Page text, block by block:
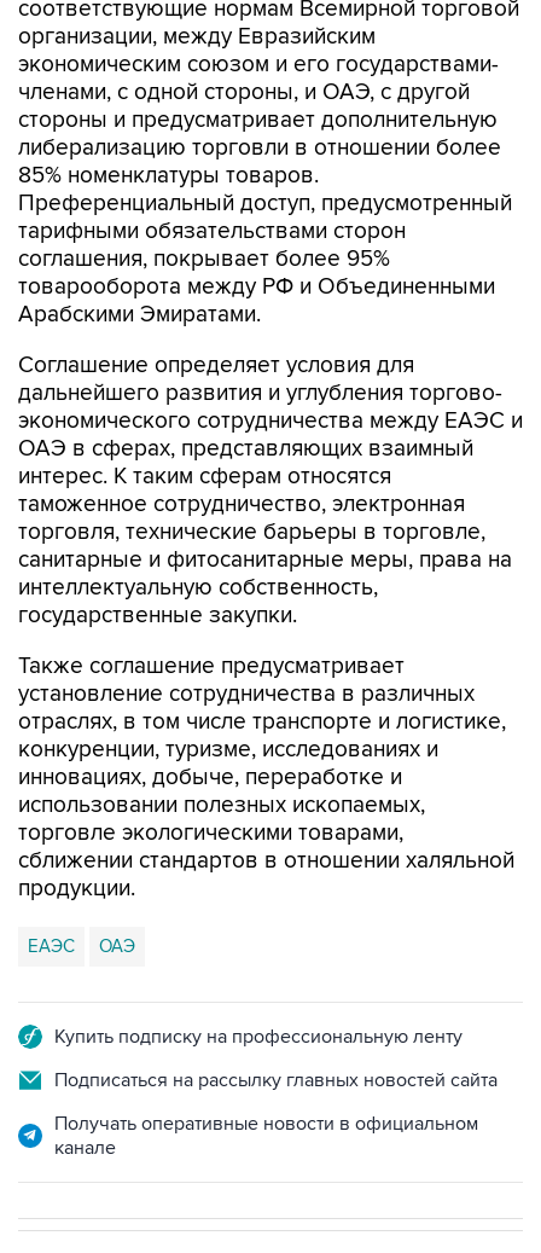
соответствующие нормам Всемирной торговой
организации, между Евразийским
экономическим союзом и его государствами-
членами, с одной стороны, и ОАЭ, с другой
стороны и предусматривает дополнительную
либерализацию торговли в отношении более
85% номенклатуры товаров.
Преференциальный доступ, предусмотренный
тарифными обязательствами сторон
соглашения, покрывает более 95%
товарооборота между РФ и Объединенными
Арабскими Эмиратами.
Соглашение определяет условия для
дальнейшего развития и углубления торгово-
экономического сотрудничества между ЕАЭС и
ОАЭ в сферах, представляющих взаимный
интерес. К таким сферам относятся
таможенное сотрудничество, электронная
торговля, технические барьеры в торговле,
санитарные и фитосанитарные меры, права на
интеллектуальную собственность,
государственные закупки.
Также соглашение предусматривает
установление сотрудничества в различных
отраслях, в том числе транспорте и логистике,
конкуренции, туризме, исследованиях и
инновациях, добыче, переработке и
использовании полезных ископаемых,
торговле экологическими товарами,
сближении стандартов в отношении халяльной
продукции.
ЕАЭС ОАЭ
Купить подписку на профессиональную ленту
Подписаться на рассылку главных новостей сайта
Получать оперативные новости в официальном
канале